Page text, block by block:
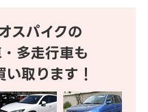
スパイクの
多走行車も
い取ります！